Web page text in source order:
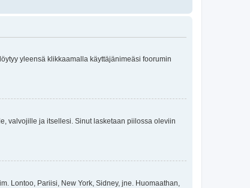
yleensä klikkaamalla käyttäjänimeäsi foorumin
valvojille ja itsellesi. Sinut lasketaan piilossa oleviin
Lontoo, Pariisi, New York, Sidney, jne. Huomaathan,